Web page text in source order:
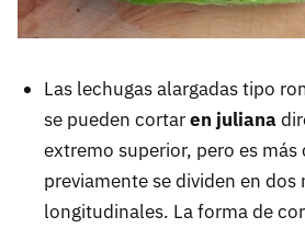
Las lechugas alargadas tipo
se pueden cortaren juliana
extremo superior, pero es
previamente se dividen en dos
longitudinales. La forma de